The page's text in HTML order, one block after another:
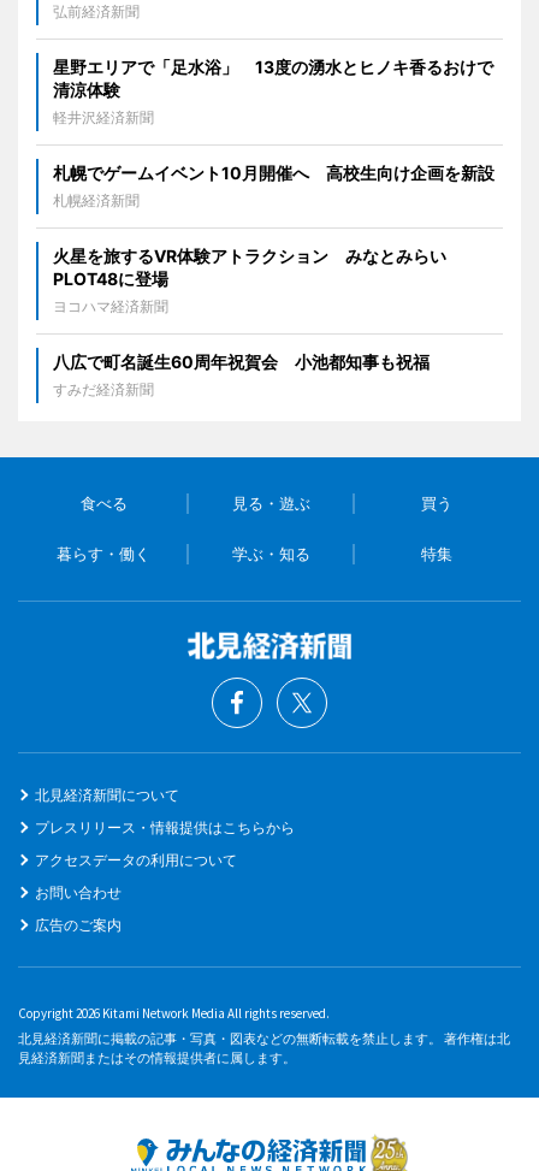
弘前経済新聞
星野エリアで「足水浴」 13度の湧水とヒノキ香るおけで
清涼体験
軽井沢経済新聞
札幌でゲームイベント10月開催へ 高校生向け企画を新設
札幌経済新聞
火星を旅するVR体験アトラクション みなとみらい
PLOT48に登場
ヨコハマ経済新聞
八広で町名誕生60周年祝賀会 小池都知事も祝福
すみだ経済新聞
食べる 見る・遊ぶ 買う
暮らす・働く 学ぶ・知る 特集
北見経済新聞について
プレスリリース・情報提供はこちらから
アクセスデータの利用について
お問い合わせ
広告のご案内
Copyright 2026 Kitami Network Media All rights reserved.
北見経済新聞に掲載の記事・写真・図表などの無断転載を禁止します。 著作権は北
見経済新聞またはその情報提供者に属します。